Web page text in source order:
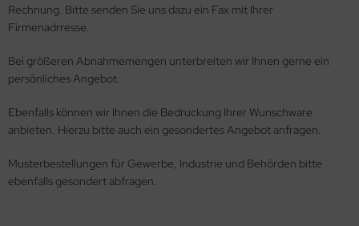
Rechnung. Bitte senden Sie uns dazu ein Fax mit Ihrer
Firmenadrresse.
Bei größeren Abnahmemengen unterbreiten wir Ihnen gerne ein
persönliches Angebot.
Ebenfalls können wir Ihnen die Bedruckung Ihrer Wunschware
anbieten. Hierzu bitte auch ein gesondertes Angebot anfragen.
Musterbestellungen für Gewerbe, Industrie und Behörden bitte
ebenfalls gesondert abfragen.